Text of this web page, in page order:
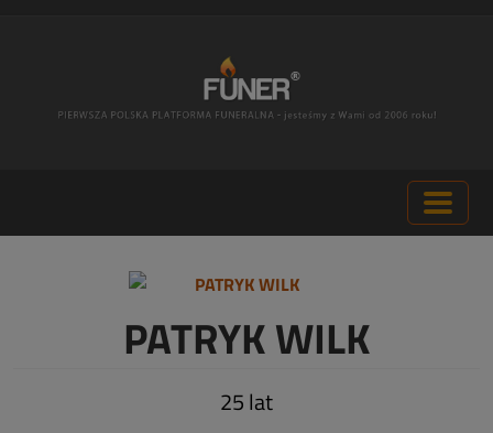
PATRYK WILK
25 lat